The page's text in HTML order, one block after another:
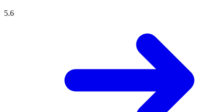
5.6